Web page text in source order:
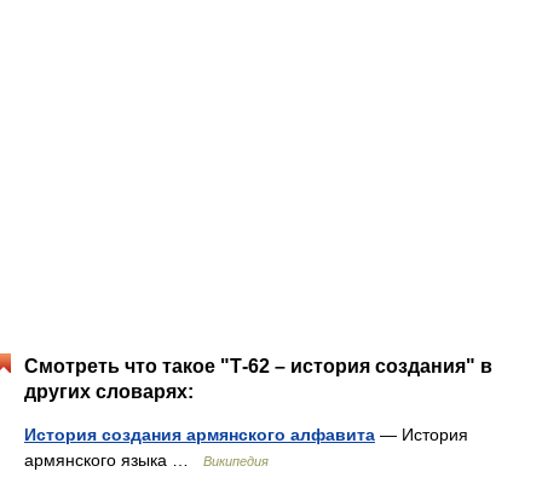
Смотреть что такое "Т-62 – история создания" в
других словарях:
История создания армянского алфавита — История
армянского языка …
Википедия